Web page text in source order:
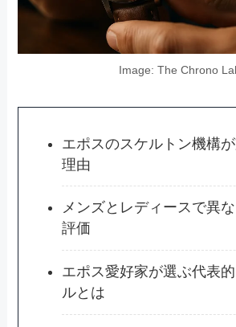
Image: The Chrono
エポスのスケルトン機構
理由
メンズとレディースで異
評価
エポス愛好家が選ぶ代表
ルとは